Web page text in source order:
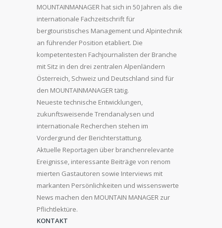
MOUNTAINMANAGER hat sich in 50 Jahren als die
internationale Fachzeitschrift für
bergtouristisches Management und Alpintechnik
an führender Position etabliert. Die
kompetentesten Fachjournalisten der Branche
mit Sitz in den drei zentralen Alpenländern
Österreich, Schweiz und Deutschland sind für
den MOUNTAINMANAGER tätig.
Neueste technische Entwicklungen,
zukunftsweisende Trendanalysen und
internationale Recherchen stehen im
Vordergrund der Berichterstattung.
Aktuelle Reportagen über branchenrelevante
Ereignisse, interessante Beiträge von renom
mierten Gastautoren sowie Interviews mit
markanten Persönlichkeiten und wissenswerte
News machen den MOUNTAIN MANAGER zur
Pflichtlektüre.
KONTAKT